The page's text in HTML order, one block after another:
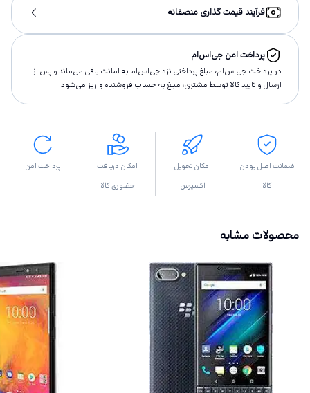
فرآیند قیمت گذاری منصفانه
پرداخت امن جی‌اس‌ام
در پرداخت جی‌اس‌ام، مبلغ پرداختى نزد جی‌اس‌ام به امانت باقى مى‌ماند و پس از
ارسال و تاييد كالا توسط مشتری، مبلغ به حساب فروشنده واريز مى‌شود.
ضمانت اصل بودن
کالا
امکان تحویل
اکسپرس
امکان دریافت
حضوری کالا
پرداخت امن
محصولات مشابه